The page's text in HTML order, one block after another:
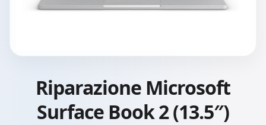
Riparazione Microsoft
Surface Book 2 (13.5″)